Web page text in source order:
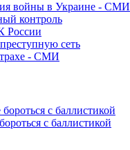
войны в Украине - СМИ
контроль
России
сеть
- СМИ
с баллистикой